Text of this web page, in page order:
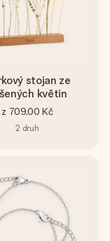
stojan ze
květin
z 709,00 Kč
2 druh